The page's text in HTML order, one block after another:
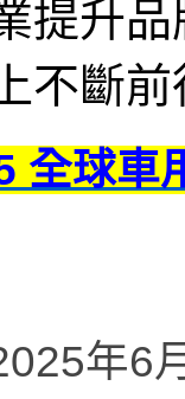
提升
不斷前
全球車
年6